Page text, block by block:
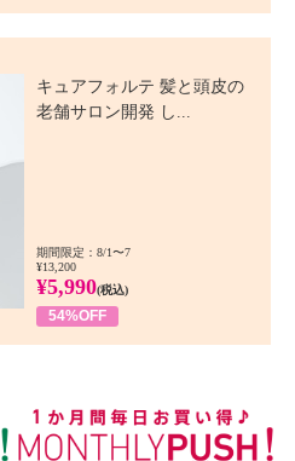
キュアフォルテ 髪と頭皮の
老舗サロン開発 し...
期間限定：8/1〜7
¥13,200
¥5,990(税込)
54%OFF